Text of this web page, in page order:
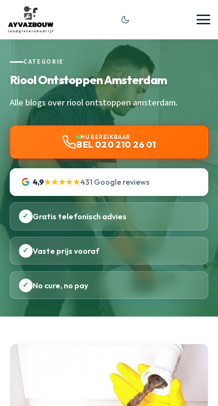
CATEGORIE
Riool Ontstoppen Amsterdam
Alle blogs over riool ontstoppen amsterdam.
NU BEREIKBAAR
BEL 020 210 26 01
4,9★★★★★431 Google reviews
✓ Gratis telefonisch advies
✓ Vaste prijs vooraf
✓ No cure, no pay